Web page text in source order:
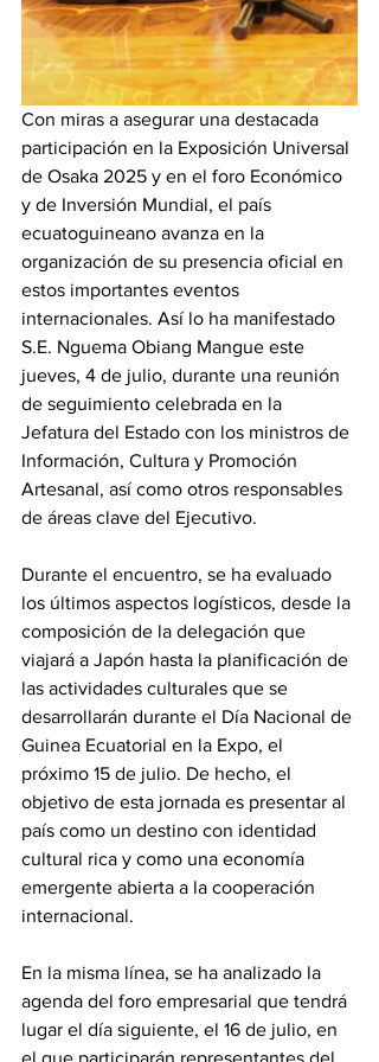
Con miras a asegurar una destacada
participación en la Exposición Universal
de Osaka 2025 y en el foro Económico
y de Inversión Mundial, el país
ecuatoguineano avanza en la
organización de su presencia oficial en
estos importantes eventos
internacionales. Así lo ha manifestado
S.E. Nguema Obiang Mangue este
jueves, 4 de julio, durante una reunión
de seguimiento celebrada en la
Jefatura del Estado con los ministros de
Información, Cultura y Promoción
Artesanal, así como otros responsables
de áreas clave del Ejecutivo.
Durante el encuentro, se ha evaluado
los últimos aspectos logísticos, desde la
composición de la delegación que
viajará a Japón hasta la planificación de
las actividades culturales que se
desarrollarán durante el Día Nacional de
Guinea Ecuatorial en la Expo, el
próximo 15 de julio. De hecho, el
objetivo de esta jornada es presentar al
país como un destino con identidad
cultural rica y como una economía
emergente abierta a la cooperación
internacional.
En la misma línea, se ha analizado la
agenda del foro empresarial que tendrá
lugar el día siguiente, el 16 de julio, en
el que participarán representantes del